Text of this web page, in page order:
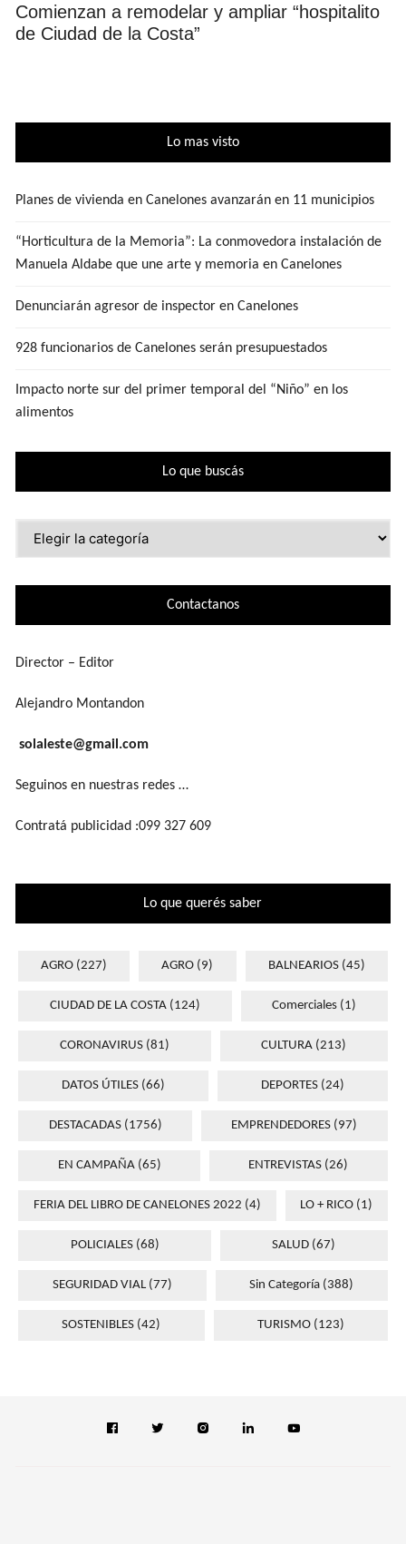
Comienzan a remodelar y ampliar “hospitalito
de Ciudad de la Costa”
Lo mas visto
Planes de vivienda en Canelones avanzarán en 11 municipios
“Horticultura de la Memoria”: La conmovedora instalación de
Manuela Aldabe que une arte y memoria en Canelones
Denunciarán agresor de inspector en Canelones
928 funcionarios de Canelones serán presupuestados
Impacto norte sur del primer temporal del “Niño” en los
alimentos
Lo que buscás
Contactanos
Director – Editor
Alejandro Montandon
solaleste@gmail.com
Seguinos en nuestras redes …
Contratá publicidad :099 327 609
Lo que querés saber
AGRO (227) AGRO (9) BALNEARIOS(45)
CIUDAD DE LA COSTA(124) Comerciales (1)
CORONAVIRUS(81) CULTURA (213)
DATOS ÚTILES (66) DEPORTES(24)
DESTACADAS(1756) EMPRENDEDORES (97)
EN CAMPAÑA(65) ENTREVISTAS (26)
FERIA DEL LIBRO DE CANELONES 2022 (4) LO + RICO (1)
POLICIALES(68) SALUD (67)
SEGURIDAD VIAL(77) Sin Categoría (388)
SOSTENIBLES (42) TURISMO(123)